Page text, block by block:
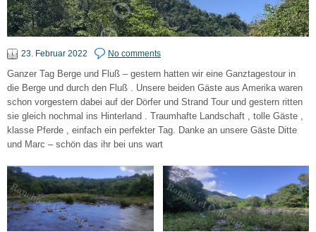
23. Februar 2022 No comments
Ganzer Tag Berge und Fluß – gestern hatten wir eine Ganztagestour in
die Berge und durch den Fluß . Unsere beiden Gäste aus Amerika waren
schon vorgestern dabei auf der Dörfer und Strand Tour und gestern ritten
sie gleich nochmal ins Hinterland . Traumhafte Landschaft , tolle Gäste ,
klasse Pferde , einfach ein perfekter Tag. Danke an unsere Gäste Ditte
und Marc – schön das ihr bei uns wart